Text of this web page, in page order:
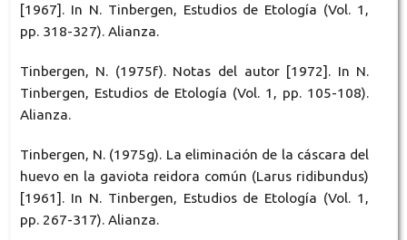
[1967]. In N. Tinbergen, Estudios de Etología (Vol. 1,
pp. 318-327). Alianza.
Tinbergen, N. (1975f). Notas del autor [1972]. In N.
Tinbergen, Estudios de Etología (Vol. 1, pp. 105-108).
Alianza.
Tinbergen, N. (1975g). La eliminación de la cáscara del
huevo en la gaviota reidora común (Larus ridibundus)
[1961]. In N. Tinbergen, Estudios de Etología (Vol. 1,
pp. 267-317). Alianza.